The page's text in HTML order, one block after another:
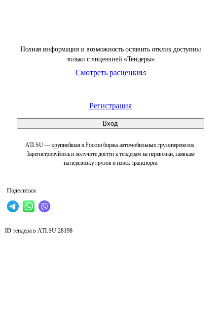
Полная информация и возможность оставить отклик доступны
только с лицензией «Тендеры»
Смотреть расценки
Регистрация
Вход
ATI.SU — крупнейшая в России биржа автомобильных грузоперевозок.
Зарегистрируйтесь и получите доступ к тендерам на перевозки, заявкам
на перевозку грузов и поиск транспорта
Поделиться
ID тендера в ATI.SU 28198